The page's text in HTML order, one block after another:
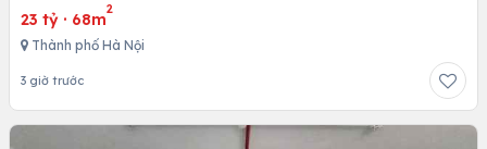
23 tỷ · 68m
2
Thành phố Hà Nội
3 giờ trước